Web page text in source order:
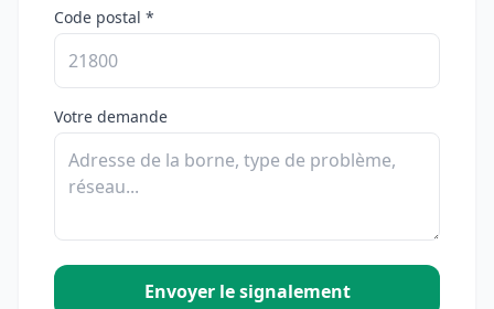
Code postal *
Votre demande
Envoyer le signalement